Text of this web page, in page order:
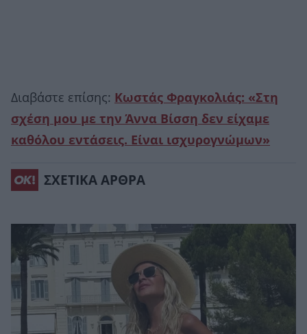
Διαβάστε επίσης: Κωστάς Φραγκολιάς: «Στη
σχέση μου με την Άννα Βίσση δεν είχαμε
καθόλου εντάσεις. Είναι ισχυρογνώμων»
ΣΧΕΤΙΚΑ ΑΡΘΡΑ